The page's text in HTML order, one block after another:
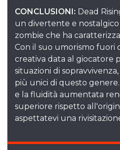
CONCLUSIONI: Dead
un divertente e
zombie che ha
Con il suo umorismo fuori
creativa data al giocatore
situazioni di
più unici di questo
e la fluidità aumentata
superiore rispetto
aspettatevi una